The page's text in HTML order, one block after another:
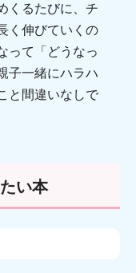
くるたびに、チ
く伸びていくの
って「どうなっ
子一緒にハラハ
と間違いなしで
い本